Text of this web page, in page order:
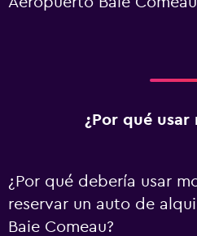
¿Por qué usar
¿Por qué debería usar
reservar un auto de
Baie Comeau?